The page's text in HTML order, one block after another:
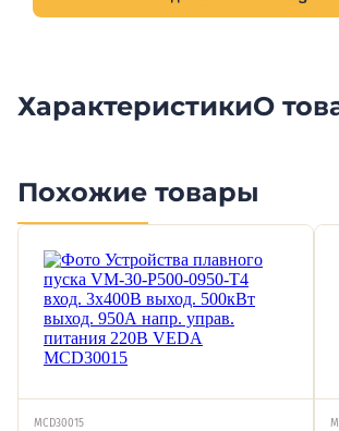
ХарактеристикиО
Похожие товары
MCD30015